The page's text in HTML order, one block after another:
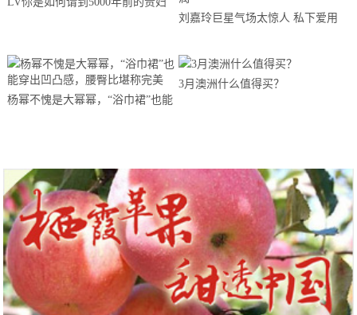
刘嘉玲巨星气场太惊人 私下爱用
杨幂不愧是大幂幂，“浴巾裙”也能
3月澳洲什么值得买？